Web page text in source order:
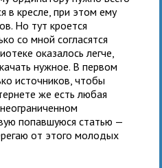
в кресле, при этом ему
Но тут кроется
со мной согласятся
оказалось легче,
нужное. В первом
источников, чтобы
же есть любая
попавшуюся статью —
от этого молодых